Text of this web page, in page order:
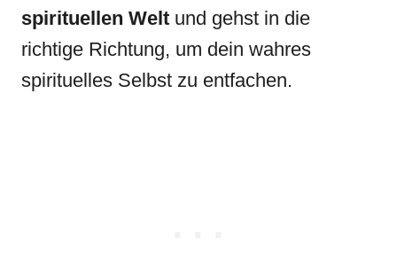
spirituellen Welt und gehst in die
richtige Richtung, um dein wahres
spirituelles Selbst zu entfachen.